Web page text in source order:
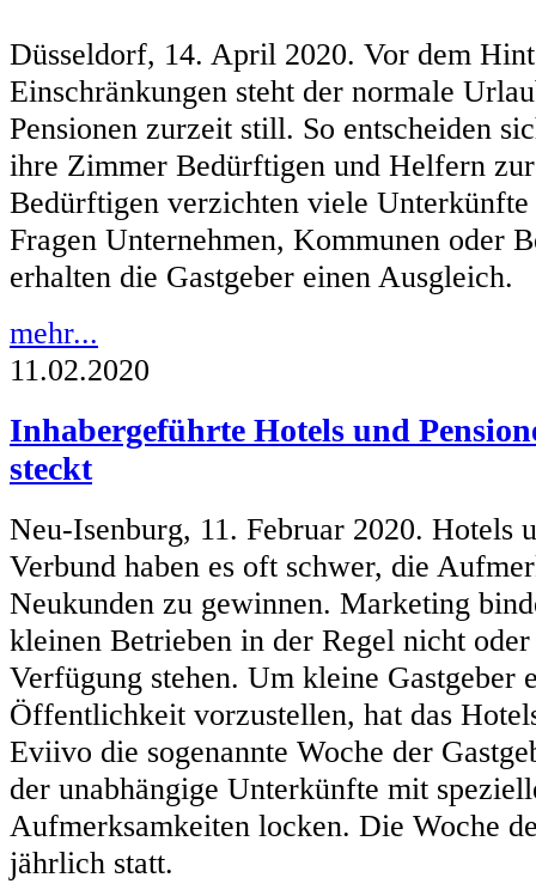
Düsseldorf, 14. April 2020. Vor dem
Einschränkungen steht der normale
Pensionen zurzeit still. So entscheiden
ihre Zimmer Bedürftigen und Helfern
Bedürftigen verzichten viele
Fragen Unternehmen, Kommunen oder
erhalten die Gastgeber einen Ausgleich.
mehr...
11.02.2020
Inhabergeführte Hotels und
steckt
Neu-Isenburg, 11. Februar 2020. Hotels
Verbund haben es oft schwer, die
Neukunden zu gewinnen. Marketing
kleinen Betrieben in der Regel nicht
Verfügung stehen. Um kleine Gastgeber
Öffentlichkeit vorzustellen, hat das
Eviivo die sogenannte Woche der
der unabhängige Unterkünfte mit
Aufmerksamkeiten locken. Die Woche
jährlich statt.